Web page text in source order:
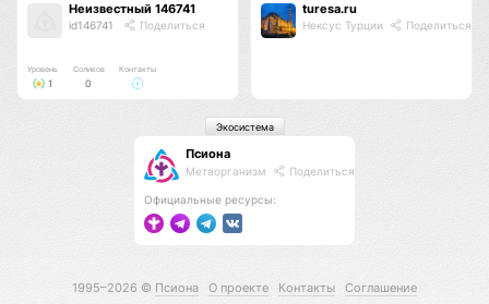
Неизвестный 146741
id146741 Поделиться
Уровень
1
Соликов
0
Контакты
turesa.ru
Нексус Турции Поделиться
Псиона
Метаорганизм Поделиться
Официальные ресурсы:
Экосистема
1995–2026 © Псиона О проекте Контакты Соглашение